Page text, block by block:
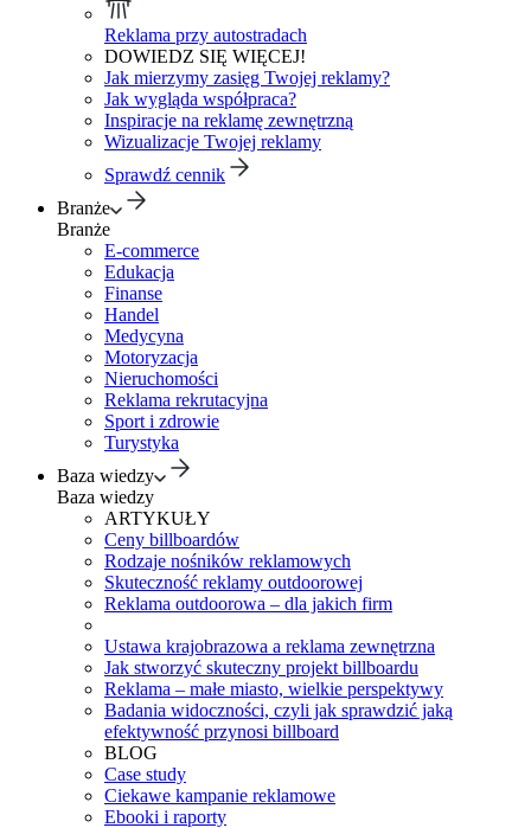
Reklama przy autostradach
DOWIEDZ SIĘ WIĘCEJ!
Jak mierzymy zasięg Twojej reklamy?
Jak wygląda współpraca?
Inspiracje na reklamę zewnętrzną
Wizualizacje Twojej reklamy
Sprawdź cennik
Branże
Branże
E-commerce
Edukacja
Finanse
Handel
Medycyna
Motoryzacja
Nieruchomości
Reklama rekrutacyjna
Sport i zdrowie
Turystyka
Baza wiedzy
Baza wiedzy
ARTYKUŁY
Ceny billboardów
Rodzaje nośników reklamowych
Skuteczność reklamy outdoorowej
Reklama outdoorowa – dla jakich firm
Ustawa krajobrazowa a reklama zewnętrzna
Jak stworzyć skuteczny projekt billboardu
Reklama – małe miasto, wielkie perspektywy
Badania widoczności, czyli jak sprawdzić jaką
efektywność przynosi billboard
BLOG
Case study
Ciekawe kampanie reklamowe
Ebooki i raporty